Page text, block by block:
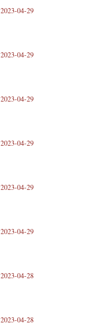
2023-04-29
2023-04-29
2023-04-29
2023-04-29
2023-04-29
2023-04-29
2023-04-28
2023-04-28